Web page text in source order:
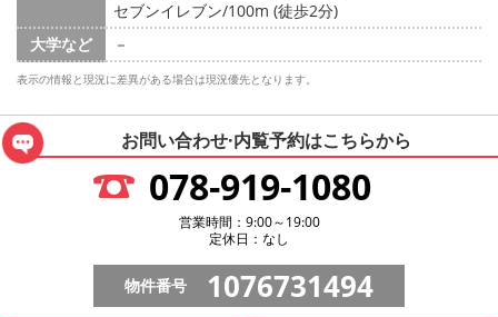
セブンイレブン/100m (徒歩2分)
大学など
－
表示の情報と現況に差異がある場合は現況優先となります。
お問い合わせ·内覧予約はこちらから
078-919-1080
営業時間：9:00～19:00
定休日：なし
物件番号 1076731494